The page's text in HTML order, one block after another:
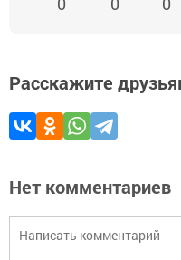
Расскажите
Нет комментариев